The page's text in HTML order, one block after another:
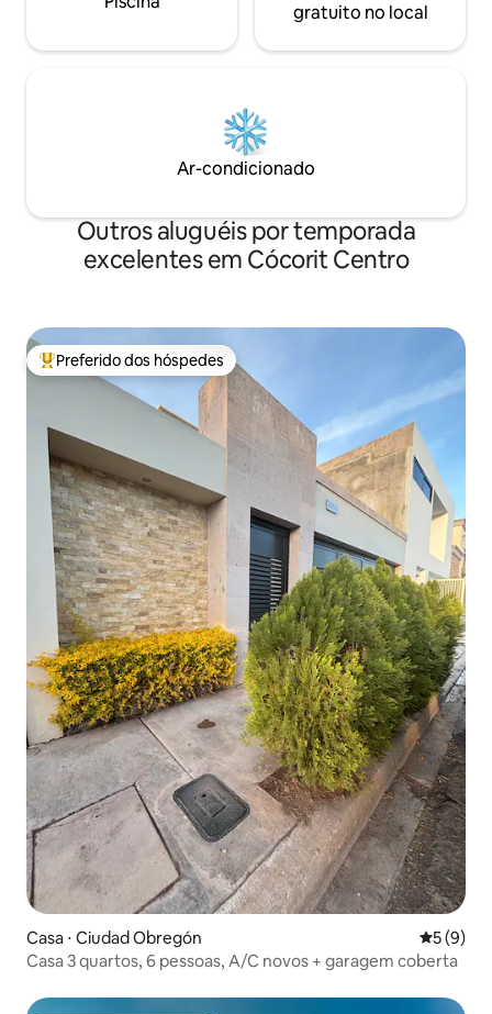
gratuito no local
Ar-condicionado
Outros aluguéis por temporada
excelentes em Cócorit Centro
Entre os melhores preferidos dos hóspedes
Preferido dos hóspedes
Casa ⋅ Ciudad Obregón 5 de
5 (9)
Casa 3 quartos, 6 pessoas, A/C novos + garagem coberta